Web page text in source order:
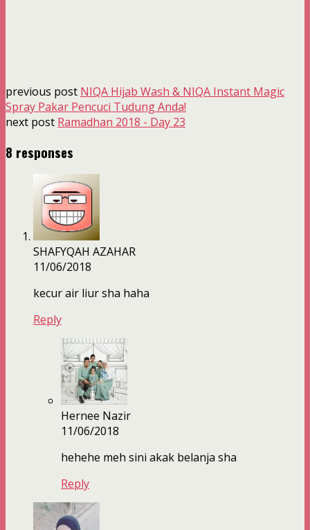
previous post NIQA Hijab Wash & NIQA Instant Magic
Spray Pakar Pencuci Tudung Anda!
next post Ramadhan 2018 - Day 23
8 responses
SHAFYQAH AZAHAR
11/06/2018
kecur air liur sha haha
Reply
Hernee Nazir
11/06/2018
hehehe meh sini akak belanja sha
Reply